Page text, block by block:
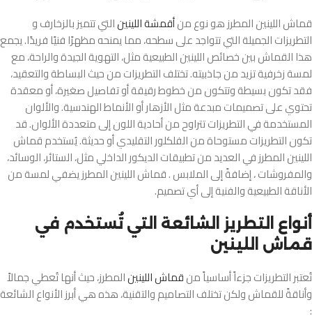
قماش اللينين المطرز هو نوع منأقمشة اللينينالتي تتميز بالزخارف و
التطريزات الجميلة التي تتواجد على سطحه، مما يمنحه مظهرًا فنيًا فريدًا. يجمع
هذا القماش بين خصائص اللينين الطبيعية مثل، التهوية الجيدة والراحة، مع
لمسة زخرفية تزيد من جاذبيته. تختلف التطريزات من حيث البساطة والتعقيد،
فقد تكون بسيطة وتتكون من خطوط رقيقة أو تفاصيل صغيرة، أو معقدة
تحتوي على تصميمات مبدعة مثل الأزهار أو الأنماط الهندسية. والألوان
المستخدمة في التطريزات تتراوح من أحادية اللون إلى متعددة الألوان. قد
تكون التطريزات مستوحاة من الفلكلور التقليدي أو حديثة. يُستخدم قماش
اللينين المطرز في العديد من تطبيقات الديكور الداخلي مثل، الستائر، الوسائد،
والمفروشات ، إضافةً إلى الملابس . قماش اللينين المطرز يضفي لمسة من
الأناقة الطبيعية والفنية إلى أي تصميم.
أنواع التطريز الشائعة التي تُستخدم في
قماش اللينين
تُعتبر التطريزات جزءاً أساسياً منقماش اللينينالمطرز، حيث أنها تُعطي جمالاً
وأناقةً للقماش ولكن تختلف التصاميم والتقنية، هذه هي أبرز الأنواع الشائعة
: